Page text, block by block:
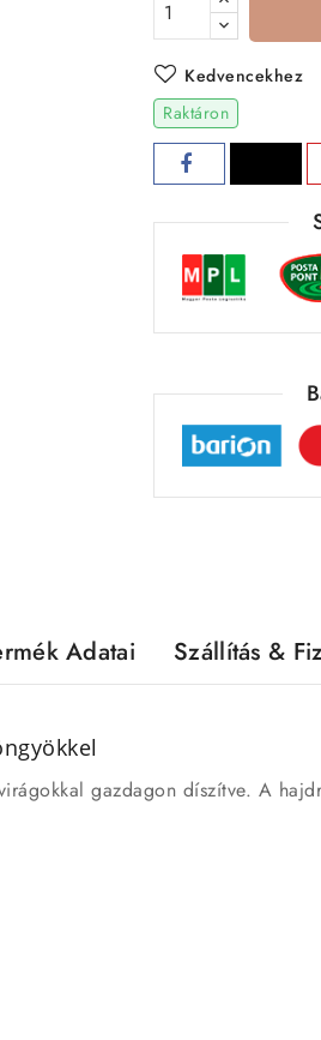
Kedvencekhez
Raktáron
Adatai Szállítás &
gazdagon díszítve. A